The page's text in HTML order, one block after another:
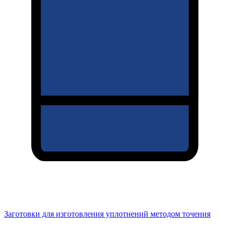
Заготовки для изготовления уплотнений методом точения